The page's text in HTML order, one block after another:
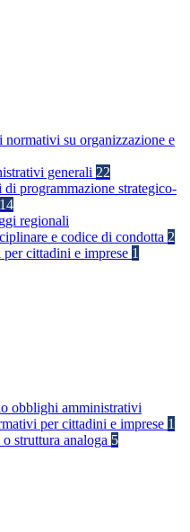
normativi su organizzazione e
generali 22
programmazione strategico-
14
regionali
e codice di condotta 2
cittadini e imprese 1
obblighi amministrativi
per cittadini e imprese 1
struttura analoga 5